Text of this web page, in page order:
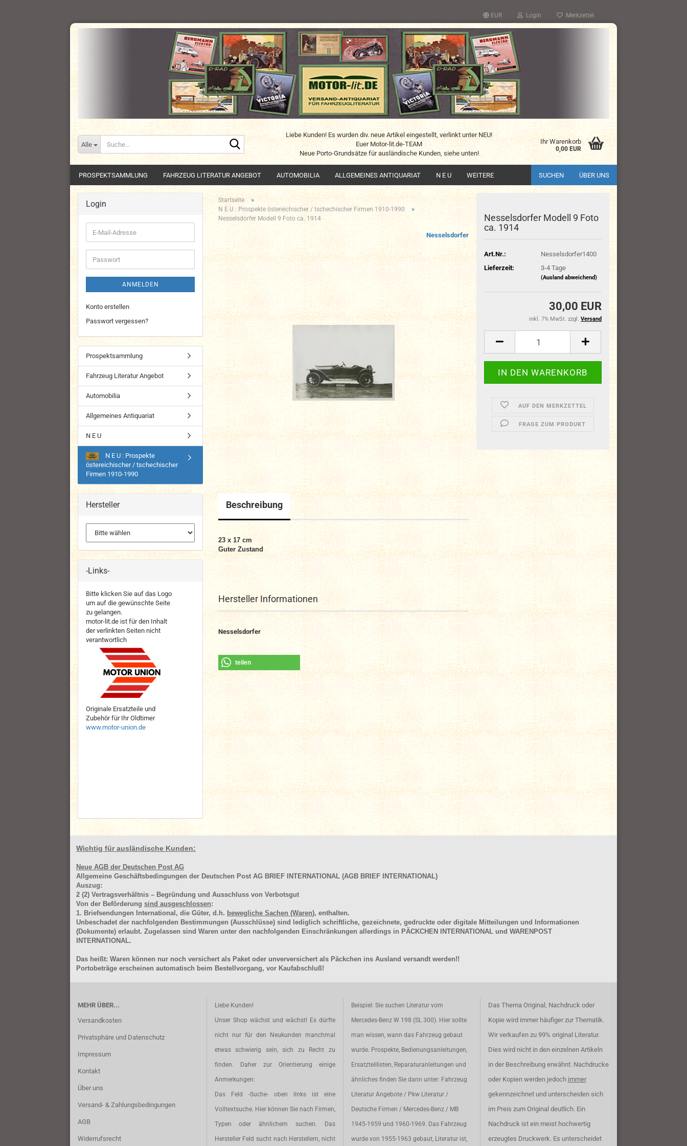
EUR Login Merkzettel
Alle
Suche...
Liebe Kunden! Es wurden div. neue Artikel eingestellt, verlinkt unter NEU!
Euer Motor-lit.de-TEAM
Neue Porto-Grundsätze für ausländische Kunden, siehe unten!
Ihr Warenkorb
0,00 EUR
PROSPEKTSAMMLUNG FAHRZEUG LITERATUR ANGEBOT AUTOMOBILIA ALLGEMEINES ANTIQUARIAT N E U SUCHEN ÜBER UNS
WEITERE
Startseite »
N E U : Prospekte östereichischer / tschechischer Firmen 1910-1990 »
Nesselsdorfer Modell 9 Foto ca. 1914
Nesselsdorfer
Nesselsdorfer Modell 9 Foto
ca. 1914
Art.Nr.:
Nesselsdorfer1400
Lieferzeit:
3-4 Tage
(Ausland abweichend)
30,00 EUR
inkl. 7% MwSt. zzgl. Versand
AUF DEN MERKZETTEL
FRAGE ZUM PRODUKT
Beschreibung
23 x 17 cm
Guter Zustand
Hersteller Informationen
Nesselsdorfer
teilen
Login
E-
Mail-
Adresse
Passwort
ANMELDEN
Konto erstellen
Passwort vergessen?
Prospektsammlung
Fahrzeug Literatur Angebot
Automobilia
Allgemeines Antiquariat
N E U
N E U : Prospekte
östereichischer / tschechischer
Firmen 1910-1990
Hersteller
-Links-
Bitte klicken Sie auf das Logo
um auf die gewünschte Seite
zu gelangen.
motor-lit.de ist für den Inhalt
der verlinkten Seiten nicht
verantwortlich
Originale Ersatzteile und
Zubehör für Ihr Oldtimer
www.motor-union.de
Wichtig für ausländische Kunden:
Neue AGB der Deutschen Post AG
Allgemeine Geschäftsbedingungen der Deutschen Post AG BRIEF INTERNATIONAL (AGB BRIEF INTERNATIONAL)
Auszug:
2 (2) Vertragsverhältnis – Begründung und Ausschluss von Verbotsgut
Von der Beförderung sind ausgeschlossen:
1. Briefsendungen International, die Güter, d.h. bewegliche Sachen (Waren), enthalten.
Unbeschadet der nachfolgenden Bestimmungen (Ausschlüsse) sind lediglich schriftliche, gezeichnete, gedruckte oder digitale Mitteilungen und Informationen
(Dokumente) erlaubt. Zugelassen sind Waren unter den nachfolgenden Einschränkungen allerdings in PÄCKCHEN INTERNATIONAL und WARENPOST
INTERNATIONAL.
Das heißt: Waren können nur noch versichert als Paket oder unverversichert als Päckchen ins Ausland versandt werden!!
Portobeträge erscheinen automatisch beim Bestellvorgang, vor Kaufabschluß!
MEHR ÜBER...
Versandkosten
Privatsphäre und Datenschutz
Impressum
Kontakt
Über uns
Versand- & Zahlungsbedingungen
AGB
Widerrufsrecht
Liebe Kunden!
Unser Shop wächst und wächst! Es dürfte
nicht nur für den Neukunden manchmal
etwas schwierig sein, sich zu Recht zu
finden. Daher zur Orientierung einige
Anmerkungen:
Das Feld -Suche- oben links ist eine
Volltextsuche. Hier können Sie nach Firmen,
Typen oder ähnlichem suchen. Das
Hersteller Feld sucht nach Herstellern, nicht
Beispiel: Sie suchen Literatur vom
Mercedes-Benz W 198 (SL 300). Hier sollte
man wissen, wann das Fahrzeug gebaut
wurde. Prospekte, Bedienungsanleitungen,
Ersatzteillisten, Reparaturanleitungen und
ähnliches finden Sie dann unter: Fahrzeug
Literatur Angebote / Pkw Literatur /
Deutsche Firmen / Mercedes-Benz / MB
1945-1959 und 1960-1969. Das Fahrzeug
wurde von 1955-1963 gebaut, Literatur ist,
Das Thema Original, Nachdruck oder
Kopie wird immer häufiger zur Thematik.
Wir verkaufen zu 99% original Literatur.
Dies wird nicht in den einzelnen Artikeln
in der Beschreibung erwähnt. Nachdrucke
oder Kopien werden jedoch immer
gekennzeichnet und unterscheiden sich
im Preis zum Original deutlich. Ein
Nachdruck ist ein meist hochwertig
erzeugtes Druckwerk. Es unterscheidet